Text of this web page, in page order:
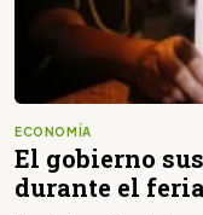
ECONOMÍA
El gobierno
durante el